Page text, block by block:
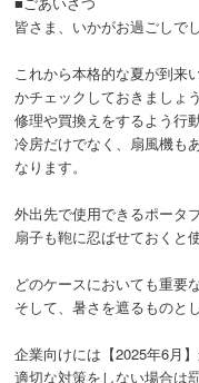
皆さま、いかがお過ごしで
これから本格的な夏が到来
かチェックしておきましょ
修理や買換えをするよう行
冷房だけでなく、扇風機も
なります。
外出先で使用できるポータ
扇子も鞄に忍ばせておくと
どのケースにおいても重要
そして、暑さを遮るものと
企業向けには【2025年6月
適切な対策をしない場合は